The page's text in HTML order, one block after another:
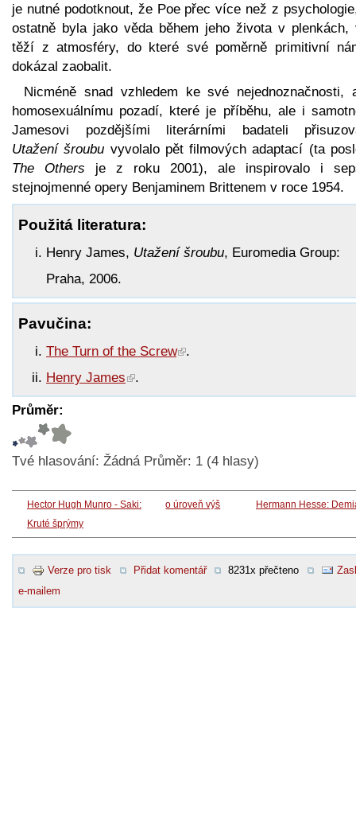
je nutné podotknout, že Poe přec více než z
ostatně byla jako věda během jeho života v plenkách,
těží z atmosféry, do které své poměrně primitivní
dokázal zaobalit.
Nicméně snad vzhledem ke své nejednoznačnosti,
homosexuálnímu pozadí, které je příběhu, ale i
Jamesovi pozdějšími literárními badateli
Utažení šroubu vyvolalo pět filmových adaptací (ta
The Others je z roku 2001), ale inspirovalo i
stejnojmenné opery Benjaminem Brittenem v roce 1954.
Použitá literatura:
Henry James, Utažení šroubu, Euromedia Group:
Praha, 2006.
Pavučina:
The Turn of the Screw
.
Henry James
.
Průměr:
Tvé hlasování: Žádná Průměr: 1 (4 hlasy)
Hector Hugh Munro - Saki:
Kruté šprýmy
o úroveň výš Hermann Hesse:
Verze pro tisk Přidat komentář 8231x přečteno
e-mailem